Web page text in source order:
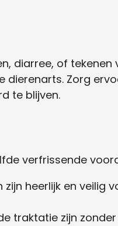
diarree, of tekenen
dierenarts. Zorg
te blijven.
verfrissende
heerlijk en veilig
traktatie zijn zonder